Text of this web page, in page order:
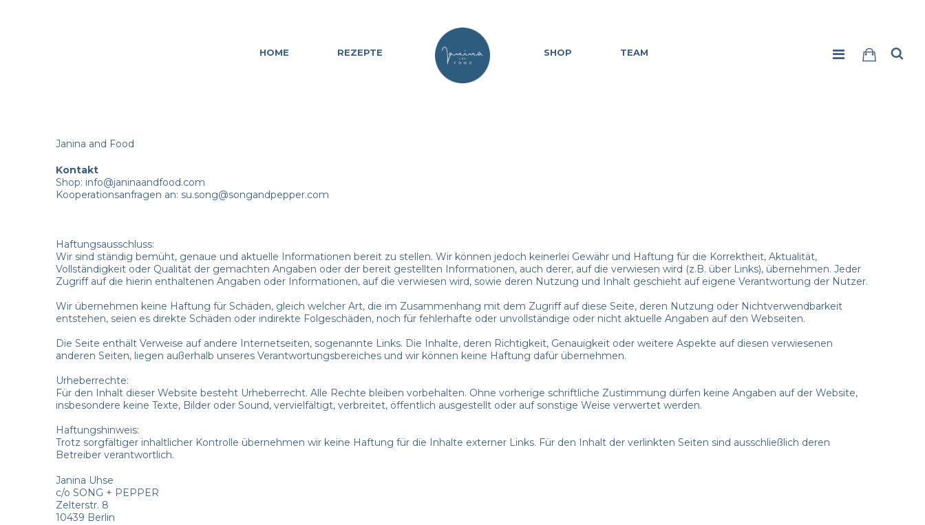
HOME REZEPTE SHOP TEAM
Janina and Food
Kontakt
Shop: info@janinaandfood.com
Kooperationsanfragen an: su.song@songandpepper.com
Haftungsausschluss:
Wir sind ständig bemüht, genaue und aktuelle Informationen bereit zu stellen. Wir können jedoch keinerlei Gewähr und Haftung für die Korrektheit, Aktualität,
Vollständigkeit oder Qualität der gemachten Angaben oder der bereit gestellten Informationen, auch derer, auf die verwiesen wird (z.B. über Links), übernehmen. Jeder
Zugriff auf die hierin enthaltenen Angaben oder Informationen, auf die verwiesen wird, sowie deren Nutzung und Inhalt geschieht auf eigene Verantwortung der Nutzer.
Wir übernehmen keine Haftung für Schäden, gleich welcher Art, die im Zusammenhang mit dem Zugriff auf diese Seite, deren Nutzung oder Nichtverwendbarkeit
entstehen, seien es direkte Schäden oder indirekte Folgeschäden, noch für fehlerhafte oder unvollständige oder nicht aktuelle Angaben auf den Webseiten.
Die Seite enthält Verweise auf andere Internetseiten, sogenannte Links. Die Inhalte, deren Richtigkeit, Genauigkeit oder weitere Aspekte auf diesen verwiesenen
anderen Seiten, liegen außerhalb unseres Verantwortungsbereiches und wir können keine Haftung dafür übernehmen.
Urheberrechte:
Für den Inhalt dieser Website besteht Urheberrecht. Alle Rechte bleiben vorbehalten. Ohne vorherige schriftliche Zustimmung dürfen keine Angaben auf der Website,
insbesondere keine Texte, Bilder oder Sound, vervielfältigt, verbreitet, öffentlich ausgestellt oder auf sonstige Weise verwertet werden.
Haftungshinweis:
Trotz sorgfältiger inhaltlicher Kontrolle übernehmen wir keine Haftung für die Inhalte externer Links. Für den Inhalt der verlinkten Seiten sind ausschließlich deren
Betreiber verantwortlich.
Janina Uhse
c/o SONG + PEPPER
Zelterstr. 8
10439 Berlin